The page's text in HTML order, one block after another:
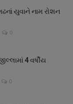
યુવાને નામ રોશન
0
4 વર્ષીય
0